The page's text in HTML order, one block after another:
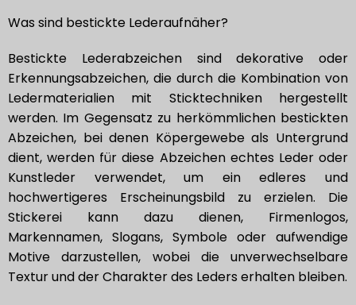
Was sind bestickte Lederaufnäher?
Bestickte Lederabzeichen sind dekorative oder
Erkennungsabzeichen, die durch die Kombination von
Ledermaterialien mit Sticktechniken hergestellt
werden. Im Gegensatz zu herkömmlichen bestickten
Abzeichen, bei denen Köpergewebe als Untergrund
dient, werden für diese Abzeichen echtes Leder oder
Kunstleder verwendet, um ein edleres und
hochwertigeres Erscheinungsbild zu erzielen. Die
Stickerei kann dazu dienen, Firmenlogos,
Markennamen, Slogans, Symbole oder aufwendige
Motive darzustellen, wobei die unverwechselbare
Textur und der Charakter des Leders erhalten bleiben.